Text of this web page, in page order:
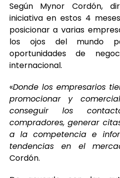
Según Mynor Cordón,
iniciativa en estos 4
posicionar a varias
los ojos del mundo
oportunidades de
internacional.
«Donde los empresarios
promocionar y
conseguir los
compradores, generar
a la competencia e
tendencias en el
Cordón.